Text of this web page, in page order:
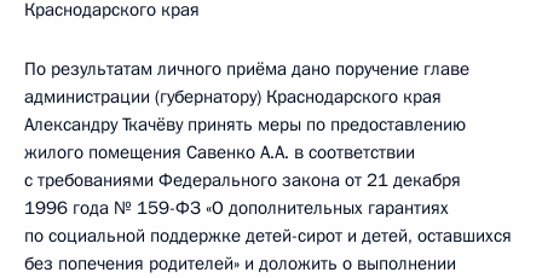
Краснодарского края
По результатам личного приёма дано поручение главе
администрации (губернатору) Краснодарского края
Александру Ткачёву принять меры по предоставлению
жилого помещения Савенко А.А. в соответствии
с требованиями Федерального закона от 21 декабря
1996 года № 159-ФЗ «О дополнительных гарантиях
по социальной поддержке детей-сирот и детей, оставшихся
без попечения родителей» и доложить о выполнении